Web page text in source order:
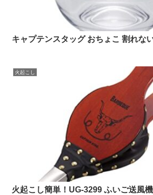
キャプテンスタッグ おちょこ 割れな
火起こし
火起こし簡単！UG-3299 ふいご送風機